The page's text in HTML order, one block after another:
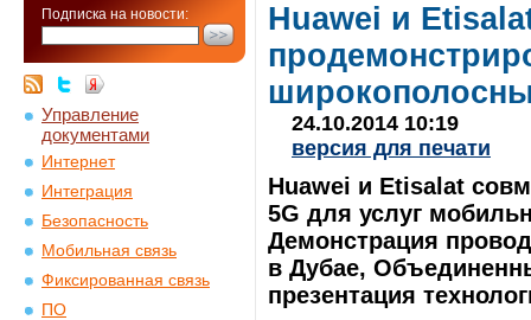
Подписка на новости:
Управление
документами
Интернет
Интеграция
Безопасность
Мобильная связь
Фиксированная связь
ПО
Huawei и
24.10.2014 10:19
версия для печати
Huawei и Etisalat
5G для услуг
Демонстрация
в Дубае,
презентация